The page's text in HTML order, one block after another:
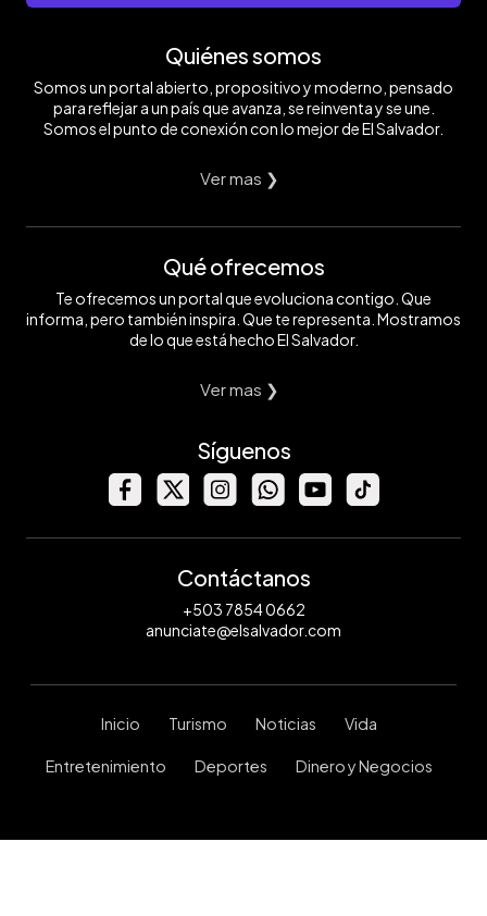
Quiénes somos
Somos un portal abierto, propositivo y moderno, pensado
para reflejar a un país que avanza, se reinventa y se une.
Somos el punto de conexión con lo mejor de El Salvador.
Ver mas ❯
Qué ofrecemos
Te ofrecemos un portal que evoluciona contigo. Que
informa, pero también inspira. Que te representa. Mostramos
de lo que está hecho El Salvador.
Ver mas ❯
Síguenos
Contáctanos
+503 7854 0662
anunciate@elsalvador.com
Inicio Turismo Noticias Vida
Entretenimiento Deportes Dinero y Negocios